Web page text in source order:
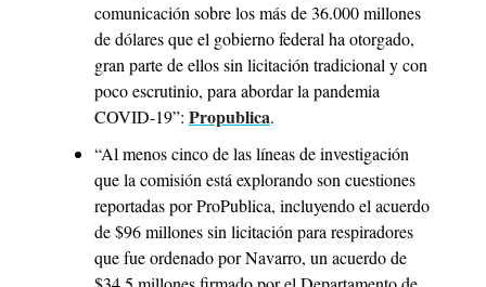
comunicación sobre los más de 36.000 millones
de dólares que el gobierno federal ha otorgado,
gran parte de ellos sin licitación tradicional y con
poco escrutinio, para abordar la pandemia
COVID-19”: Propublica.
“Al menos cinco de las líneas de investigación
que la comisión está explorando son cuestiones
reportadas por ProPublica, incluyendo el acuerdo
de $96 millones sin licitación para respiradores
que fue ordenado por Navarro, un acuerdo de